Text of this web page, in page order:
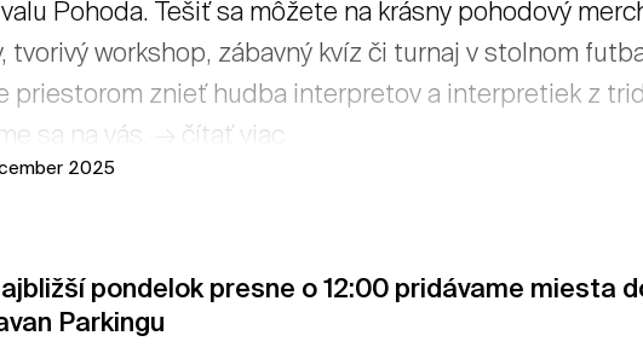
Pohoda. Tešiť sa môžete na krásny pohodový
tvorivý workshop, zábavný kvíz či turnaj v stolnom
priestorom znieť hudba interpretov a interpretiek z
sa na vás. → čítať viac
2025
pondelok presne o 12:00 pridávame miesta
Parkingu